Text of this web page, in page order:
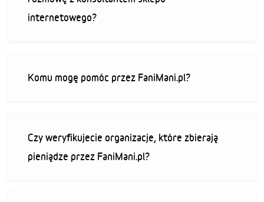
internetowego?
Komu mogę pomóc przez FaniMani.pl?
Czy weryfikujecie organizacje, które zbierają
pieniądze przez FaniMani.pl?